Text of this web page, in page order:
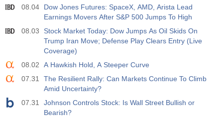
08.04
Dow Jones Futures: SpaceX, AMD, Arista Lead
Earnings Movers After S&P 500 Jumps To High
08.03
Stock Market Today: Dow Jumps As Oil Skids On
Trump Iran Move; Defense Play Clears Entry (Live
Coverage)
08.02
A Hawkish Hold, A Steeper Curve
07.31
The Resilient Rally: Can Markets Continue To Climb
Amid Uncertainty?
07.31
Johnson Controls Stock: Is Wall Street Bullish or
Bearish?